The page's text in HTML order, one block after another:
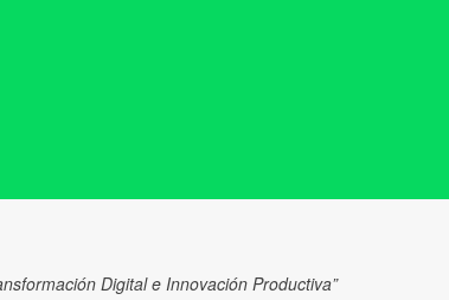
Digital e Innovación Productiva”